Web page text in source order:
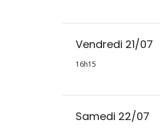
Vendredi 21/07
16h15
Samedi 22/07